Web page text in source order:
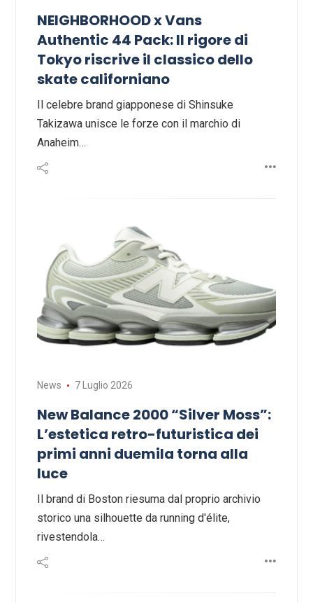
NEIGHBORHOOD x Vans
Authentic 44 Pack: Il rigore di
Tokyo riscrive il classico dello
skate californiano
Il celebre brand giapponese di Shinsuke
Takizawa unisce le forze con il marchio di
Anaheim…
News 7 Luglio 2026
New Balance 2000 “Silver Moss”:
L’estetica retro-futuristica dei
primi anni duemila torna alla
luce
Il brand di Boston riesuma dal proprio archivio
storico una silhouette da running d'élite,
rivestendola…